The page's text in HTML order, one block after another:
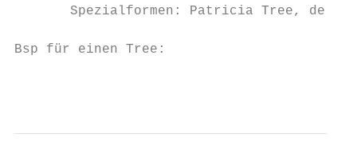
Spezialformen: Patricia Tree, de la
Bsp für einen Tree: